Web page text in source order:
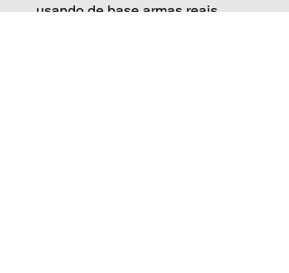
usando de base armas reais